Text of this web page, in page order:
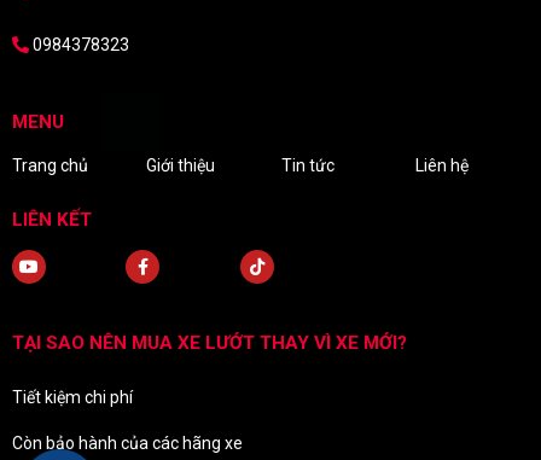
0984378323
MENU
Trang chủ Giới thiệu Tin tức Liên hệ
LIÊN KẾT
TẠI SAO NÊN MUA XE LƯỚT THAY VÌ XE MỚI?
Tiết kiệm chi phí
Còn bảo hành của các hãng xe